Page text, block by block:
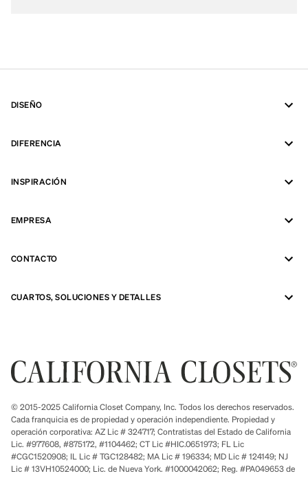
DISEÑO
DIFERENCIA
INSPIRACIÓN
EMPRESA
CONTACTO
CUARTOS, SOLUCIONES Y DETALLES
© 2015-2025 California Closet Company, Inc. Todos los derechos reservados.
Cada franquicia es de propiedad y operación independiente. Propiedad y
operación corporativa: AZ Lic # 324717; Contratistas del Estado de California
Lic. #977608, #875172, #1104462; CT Lic #HIC.0651973; FL Lic
#CGC1520908; IL Lic # TGC128482; MA Lic # 196334; MD Lic # 124149; NJ
Lic # 13VH10524000; Lic. de Nueva York. #1000042062; Reg. #PA049653 de